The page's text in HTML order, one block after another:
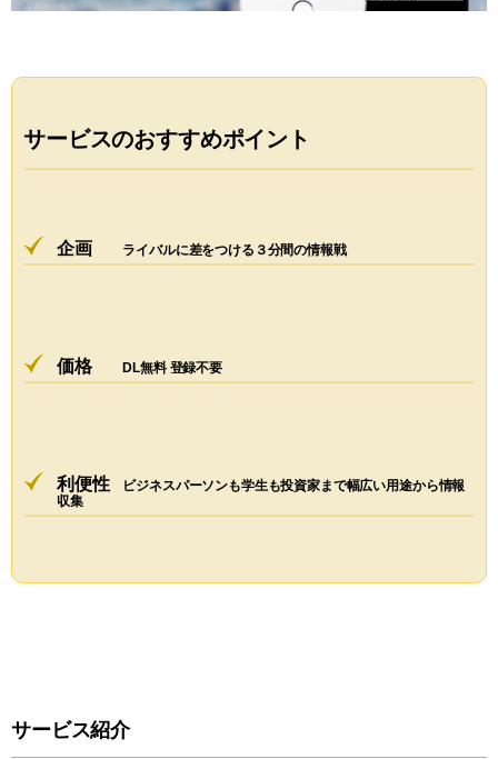
サービスのおすすめポイント
企画 ライバルに差をつける３分間の情報戦
価格 DL無料 登録不要
利便性ビジネスパーソンも学生も投資家まで幅広い用途から情報
収集
サービス紹介